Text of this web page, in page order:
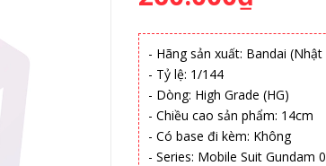
- Hãng sản xuất: Bandai (Nhật
- Tỷ lệ: 1/144
- Dòng: High Grade (HG)
- Chiều cao sản phẩm: 14cm
- Có base đi kèm: Không
- Series: Mobile Suit Gundam